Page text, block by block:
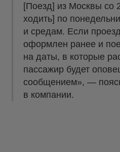
[Поезд] из Москвы со
ходить] по
и средам. Если
оформлен ранее и
на даты, в которые
пассажир будет
сообщением», —
в компании.